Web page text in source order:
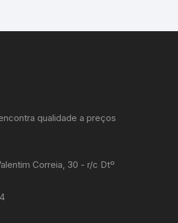
qualidade a preços
Correia, 30 - r/c Dtº